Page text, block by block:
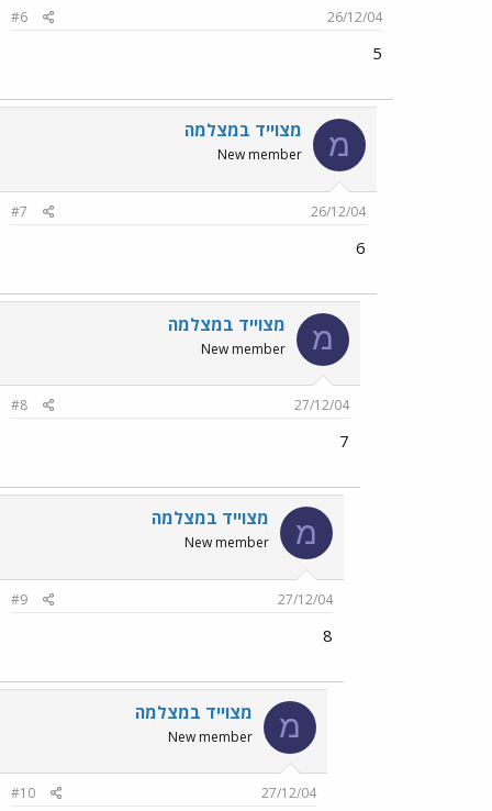
26/12/04
#6
5
מ מצוייד במצלמה
New member
26/12/04
#7
6
מ מצוייד במצלמה
New member
27/12/04
#8
7
מ מצוייד במצלמה
New member
27/12/04
#9
8
מ מצוייד במצלמה
New member
27/12/04
#10